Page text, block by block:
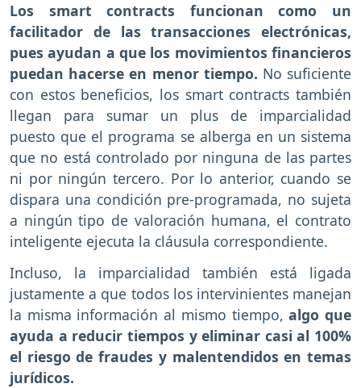
Los smart contracts funcionan como un
facilitador de las transacciones electrónicas,
pues ayudan a que los movimientos financieros
puedan hacerse en menor tiempo. No suficiente
con estos beneficios, los smart contracts también
llegan para sumar un plus de imparcialidad
puesto que el programa se alberga en un sistema
que no está controlado por ninguna de las partes
ni por ningún tercero. Por lo anterior, cuando se
dispara una condición pre-programada, no sujeta
a ningún tipo de valoración humana, el contrato
inteligente ejecuta la cláusula correspondiente.
Incluso, la imparcialidad también está ligada
justamente a que todos los intervinientes manejan
la misma información al mismo tiempo,algo que
ayuda a reducir tiempos y eliminar casi al 100%
el riesgo de fraudes y malentendidos en temas
jurídicos.